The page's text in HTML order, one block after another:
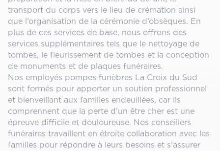
transport du corps vers le lieu de crémation ainsi
que l’organisation de la cérémonie d’obsèques. En
plus de ces services de base, nous offrons des
services supplémentaires tels que le nettoyage de
tombes, le fleurissement de tombes et la conception
de monuments et de plaques funéraires.
Nos employés pompes funèbres La Croix du Sud
sont formés pour apporter un soutien professionnel
et bienveillant aux familles endeuillées, car ils
comprennent que la perte d’un être cher est une
épreuve difficile et douloureuse. Nos conseillers
funéraires travaillent en étroite collaboration avec les
familles pour répondre à leurs besoins et s’assurer